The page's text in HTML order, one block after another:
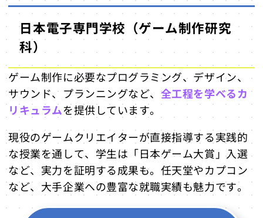
日本電子専門学校（ゲーム制作研究
科）
ゲーム制作に必要なプログラミング、デザイン、
サウンド、プランニングなど、 全工程を学べるカ
リキュラムを提供しています。
現役のゲームクリエイターが直接指導する実践的
な授業を通して、学生は「日本ゲーム大賞」入選
など、実力を証明する成果も。任天堂やカプコン
など、大手企業への豊富な就職実績も魅力です。